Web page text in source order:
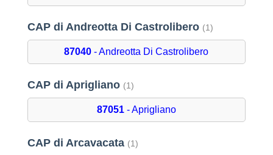
CAP di Andreotta Di Castrolibero (1)
87040 - Andreotta Di Castrolibero
CAP di Aprigliano (1)
87051- Aprigliano
CAP di Arcavacata (1)